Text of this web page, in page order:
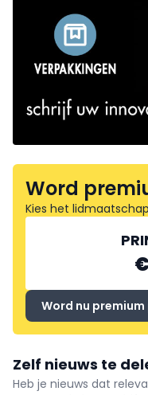
Word
Kies het
Word nu
Zelf nieuws te
Heb je nieuws dat